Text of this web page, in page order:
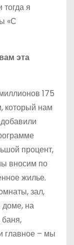
тогда я
«С
эта
175
который нам
процент,
вносим по
жилье.
зал,
доме, на
главное – мы